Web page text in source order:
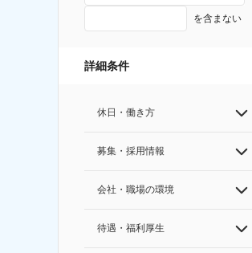
を含まない
詳細条件
休日・働き方
募集・採用情報
会社・職場の環境
待遇・福利厚生